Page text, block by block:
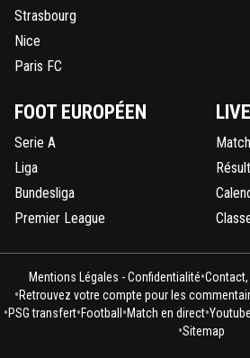
Strasbourg
Nice
Paris FC
FOOT EUROPÉEN
Serie A
Liga
Bundesliga
Premier League
Mentions Légales - Confidentialité•
•Retrouvez votre compte pour les
•PSG transfert•Football •Match en direct•Youtube
•Sitemap